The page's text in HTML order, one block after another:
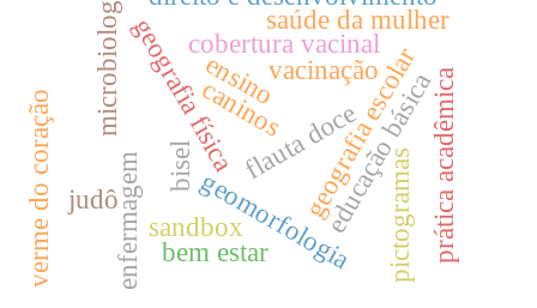
geografia física
geomorfologiageografia escolar
sandbox
cobertura vacinal
enfermagem
vacinação
microbiologia ensino educação básica
bisel flauta doce
bem estar pictogramas
saúde da mulher
prática acadêmica
judô
caninos
verme do coração